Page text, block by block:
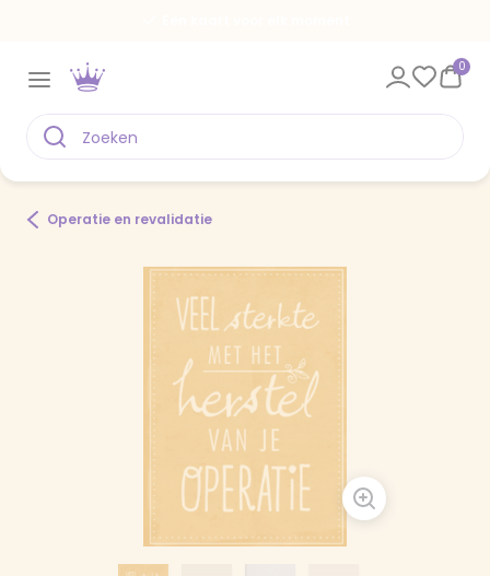
0
Operatie en revalidatie